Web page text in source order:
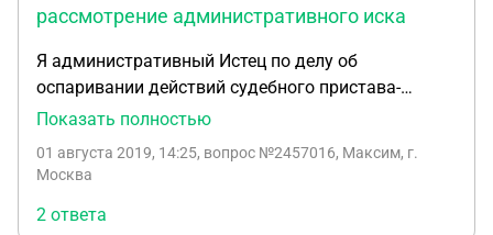
рассмотрение административного иска
Я административный Истец по делу об
оспаривании действий судебного пристава-
исполнителя. Дело назначено к рассмотрению.
приостановить производство по делу. Ранее я
эти же действия приставов. Ответа из
Показать полностью
01 августа 2019, 14:25, вопрос №2457016, Максим, г.
Москва
2 ответа